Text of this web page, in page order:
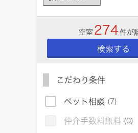
空室 274件が
検索する
こだわり条件
ペット相談 (7)
仲介手数料無料 (0)